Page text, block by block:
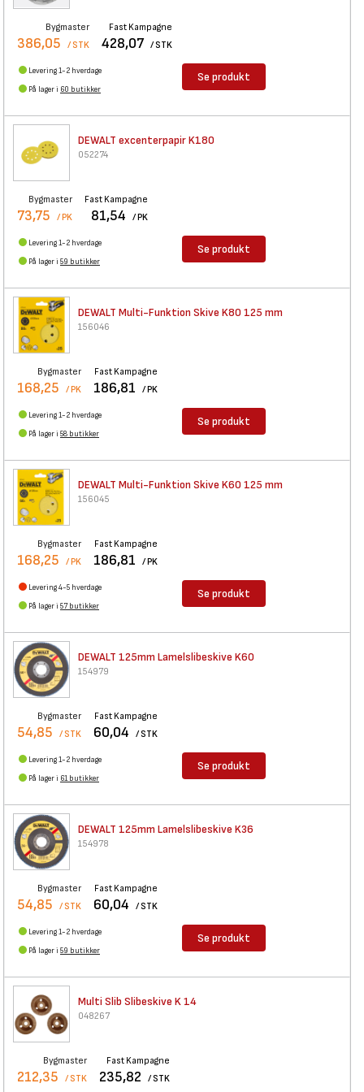
Bygmaster
386,05 / STK
Fast Kampagne
428,07 / STK
Levering 1-2 hverdage
På lager i 60 butikker
Se produkt
DEWALT excenterpapir K180
052274
Bygmaster
73,75 / PK
Fast Kampagne
81,54 / PK
Levering 1-2 hverdage
På lager i 59 butikker
Se produkt
DEWALT Multi-Funktion Skive K80 125 mm
156046
Bygmaster
168,25 / PK
Fast Kampagne
186,81 / PK
Levering 1-2 hverdage
På lager i 58 butikker
Se produkt
DEWALT Multi-Funktion Skive K60 125 mm
156045
Bygmaster
168,25 / PK
Fast Kampagne
186,81 / PK
Levering 4-5 hverdage
På lager i 57 butikker
Se produkt
DEWALT 125mm Lamelslibeskive K60
154979
Bygmaster
54,85 / STK
Fast Kampagne
60,04 / STK
Levering 1-2 hverdage
På lager i 61 butikker
Se produkt
DEWALT 125mm Lamelslibeskive K36
154978
Bygmaster
54,85 / STK
Fast Kampagne
60,04 / STK
Levering 1-2 hverdage
På lager i 59 butikker
Se produkt
Multi Slib Slibeskive K 14
048267
Bygmaster
212,35 / STK
Fast Kampagne
235,82 / STK